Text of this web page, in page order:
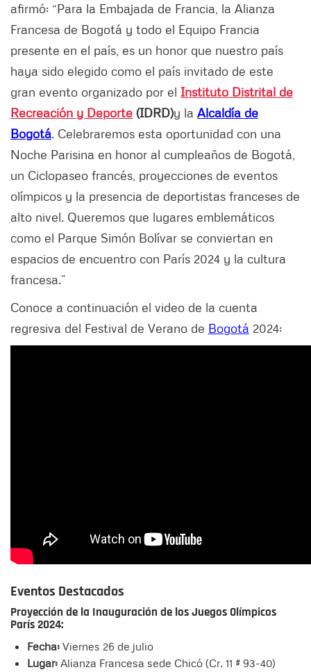
afirmó: “Para la Embajada de Francia, la Alianza
Francesa de Bogotá y todo el Equipo Francia
presente en el país, es un honor que nuestro país
haya sido elegido como el país invitado de este
gran evento organizado por el Instituto Distrital de
Recreación y Deporte (IDRD)y la Alcaldía de
Bogotá. Celebraremos esta oportunidad con una
Noche Parisina en honor al cumpleaños de Bogotá,
un Ciclopaseo francés, proyecciones de eventos
olímpicos y la presencia de deportistas franceses de
alto nivel. Queremos que lugares emblemáticos
como el Parque Simón Bolívar se conviertan en
espacios de encuentro con París 2024 y la cultura
francesa.”
Conoce a continuación el video de la cuenta
regresiva del Festival de Verano de Bogotá 2024:
Eventos Destacados
Proyección de la Inauguración de los Juegos Olímpicos
París 2024:
Fecha: Viernes 26 de julio
Lugar: Alianza Francesa sede Chicó (Cr. 11 # 93-40)